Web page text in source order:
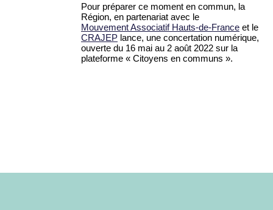
Pour préparer ce moment en commun, la
Région, en partenariat avec le
Mouvement Associatif Hauts-de-France et le
CRAJEP lance, une concertation numérique,
ouverte du 16 mai au 2 août 2022 sur la
plateforme « Citoyens en communs ».